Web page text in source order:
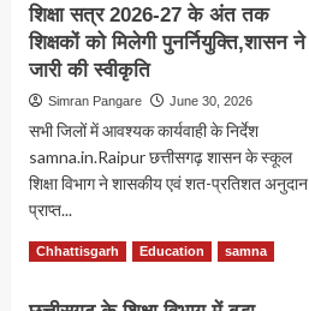
शिक्षा सत्र 2026-27 के अंत तक
शिक्षकों को मिलेगी पुनर्नियुक्ति,शासन ने
जारी की स्वीकृति
Simran Pangare June 30, 2026
सभी जिलों में आवश्यक कार्यवाही के निर्देश
samna.in.Raipur छत्तीसगढ़ शासन के स्कूल
शिक्षा विभाग ने शासकीय एवं शत-प्रतिशत अनुदान
प्राप्त...
Read MoreRead
Chhattisgarh Education samna